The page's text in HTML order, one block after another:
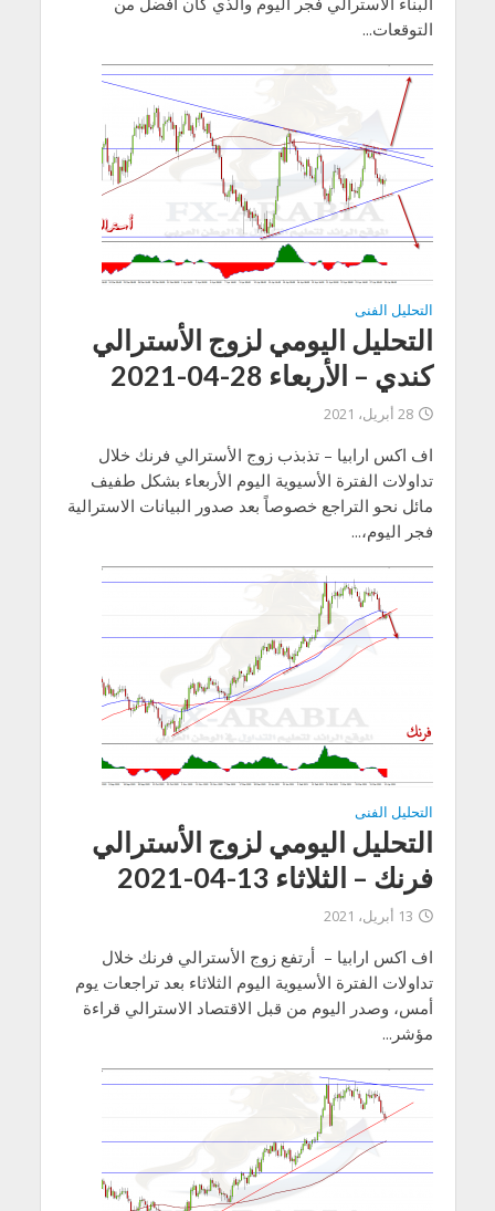
التوقعات...
التحليل الفنى
التحليل اليومي لزوج الأسترالي
كندي – الأربعاء 28-04-2021
28 أبريل، 2021
اف اكس ارابيا – تذبذب زوج الأسترالي فرنك خلال
تداولات الفترة الأسيوية اليوم الأربعاء بشكل طفيف
مائل نحو التراجع خصوصاً بعد صدور البيانات الاسترالية
فجر اليوم،...
التحليل الفنى
التحليل اليومي لزوج الأسترالي
فرنك – الثلاثاء 13-04-2021
13 أبريل، 2021
اف اكس ارابيا – أرتفع زوج الأسترالي فرنك خلال
تداولات الفترة الأسيوية اليوم الثلاثاء بعد تراجعات يوم
أمس، وصدر اليوم من قبل الاقتصاد الاسترالي قراءة
مؤشر...